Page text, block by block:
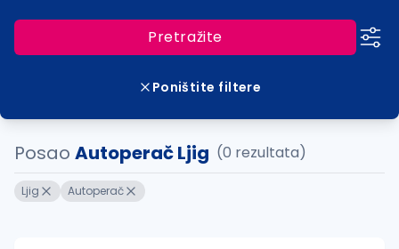
Pretražite
Poništite filtere
Posao Autoperač Ljig (0 rezultata)
Ljig Autoperač